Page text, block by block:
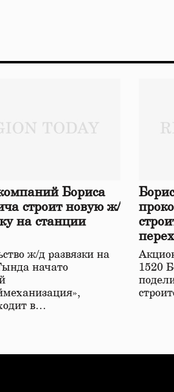
Бориса
строит новую ж/
на станции
ж/д развязки на
начато
в…
1520